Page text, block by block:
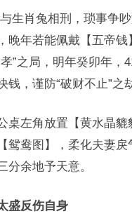
生肖兔相刑，琐事争吵
晚年若能佩戴【五帝钱
”之局，明年癸卯年，
钱，谨防“破财不止”之
桌左角放置【黄水晶貔
鸳鸯图】，柔化夫妻戾
分余地予天意。
盛反伤自身